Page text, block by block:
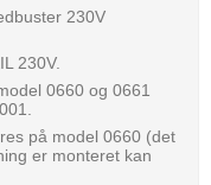
230V
230V.
0660 og 0661
på model 0660 (det
er monteret kan